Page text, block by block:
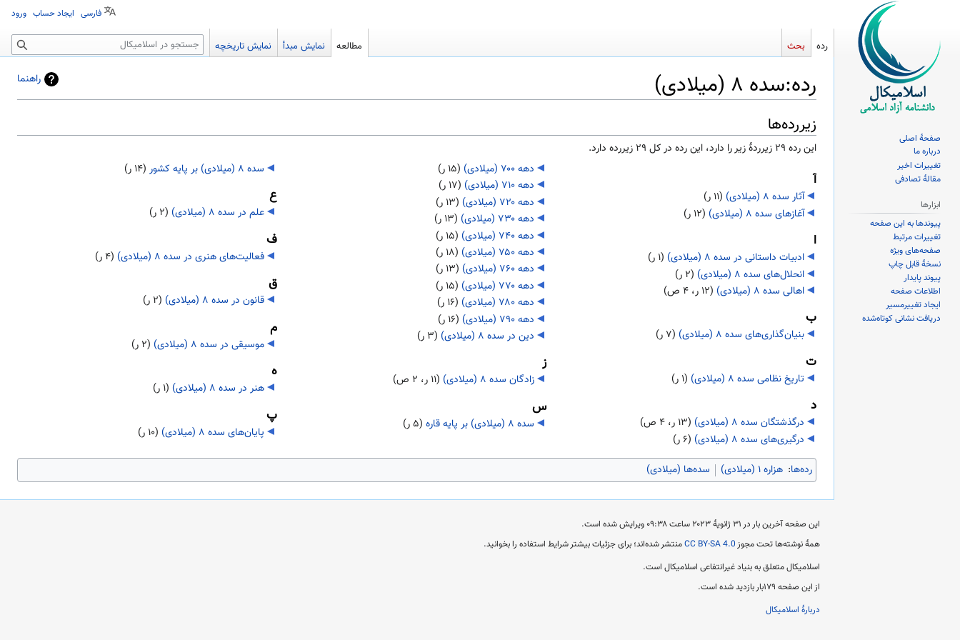
راهنما رده:سده ۸ (میلادی)
پرش
به
ناوبری
پرش
به
جستجو
زیررده‌ها
این رده ۲۹ زیرردۀ زیر را دارد، این رده در کل ۲۹ زیررده دارد.
آ
آثار سده ۸ (میلادی)
(۱۱ ر)
آغازهای سده ۸ (میلادی)
(۱۲ ر)
ا
ادبیات داستانی در سده ۸ (میلادی)
(۱ ر)
انحلال‌های سده ۸ (میلادی)
(۲ ر)
اهالی سده ۸ (میلادی)
(۱۲ ر، ۴ ص)
ب
بنیان‌گذاری‌های سده ۸ (میلادی) (۷ ر)
ت
تاریخ نظامی سده ۸ (میلادی) (۱ ر)
د
درگذشتگان سده ۸ (میلادی)
(۱۳ ر، ۴ ص)
درگیری‌های سده ۸ (میلادی)
(۶ ر)
دهه ۷۰۰ (میلادی)
(۱۵ ر)
دهه ۷۱۰ (میلادی)
(۱۷ ر)
دهه ۷۲۰ (میلادی)
(۱۳ ر)
دهه ۷۳۰ (میلادی)
(۱۳ ر)
دهه ۷۴۰ (میلادی)
(۱۵ ر)
دهه ۷۵۰ (میلادی)
(۱۸ ر)
دهه ۷۶۰ (میلادی)
(۱۳ ر)
دهه ۷۷۰ (میلادی)
(۱۵ ر)
دهه ۷۸۰ (میلادی)
(۱۶ ر)
دهه ۷۹۰ (میلادی)
(۱۶ ر)
دین در سده ۸ (میلادی)
(۳ ر)
ز
زادگان سده ۸ (میلادی) (۱۱ ر، ۲ ص)
س
سده ۸ (میلادی) بر پایه قاره (۵ ر)
سده ۸ (میلادی) بر پایه کشور ‏ (۱۴ ر)
ع
علم در سده ۸ (میلادی) (۲ ر)
ف
فعالیت‌های هنری در سده ۸ (میلادی) (۴ ر)
ق
قانون در سده ۸ (میلادی) (۲ ر)
م
موسیقی در سده ۸ (میلادی) (۲ ر)
ه
هنر در سده ۸ (میلادی) (۱ ر)
پ
پایان‌های سده ۸ (میلادی) (۱۰ ر)
رده‌ها: هزاره ۱ (میلادی) سده‌ها (میلادی)
فارسی ایجاد حساب ورود
رده بحث مطالعه نمایش مبدأ نمایش تاریخچه جستجو
صفحهٔ اصلی
درباره ما
تغییرات اخیر
مقالهٔ تصادفی
ابزارها
پیوندها به این صفحه
تغییرات مرتبط
صفحه‌های ویژه
نسخهٔ قابل چاپ
پیوند پایدار
اطلاعات صفحه
ایجاد تغییرمسیر
دریافت نشانی کوتاه‌شده
این صفحه آخرین بار در ‏۳۱ ژانویهٔ ۲۰۲۳ ساعت ‏۰۹:۳۸ ویرایش شده است.
همهٔ نوشته‌ها تحت مجوز CC BY-SA 4.0منتشر شده‌اند؛ برای جزئیات بیشتر شرایط استفاده را بخوانید.
اسلامیکال متعلق به بنیاد غیرانتفاعی اسلامیکال است.
از این صفحه ۱۷۹بار بازدید شده است.
دربارهٔ اسلامیکال